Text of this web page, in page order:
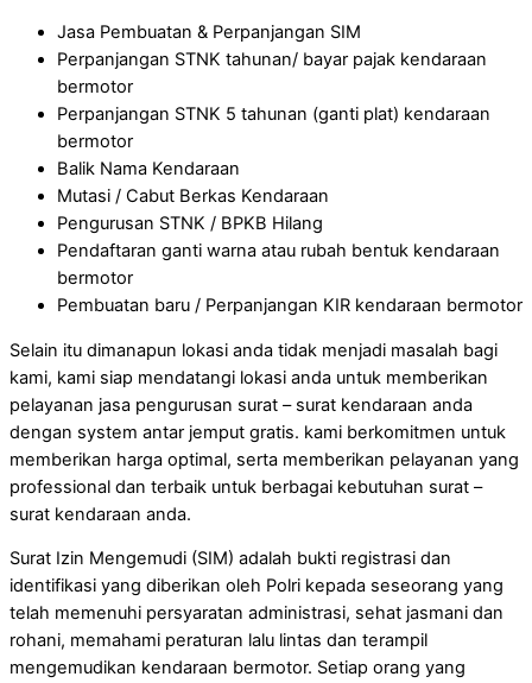
Jasa Pembuatan & Perpanjangan SIM
Perpanjangan STNK tahunan/ bayar pajak kendaraan
bermotor
Perpanjangan STNK 5 tahunan (ganti plat) kendaraan
bermotor
Balik Nama Kendaraan
Mutasi / Cabut Berkas Kendaraan
Pengurusan STNK / BPKB Hilang
Pendaftaran ganti warna atau rubah bentuk kendaraan
bermotor
Pembuatan baru / Perpanjangan KIR kendaraan bermotor
Selain itu dimanapun lokasi anda tidak menjadi masalah bagi
kami, kami siap mendatangi lokasi anda untuk memberikan
pelayanan jasa pengurusan surat – surat kendaraan anda
dengan system antar jemput gratis. kami berkomitmen untuk
memberikan harga optimal, serta memberikan pelayanan yang
professional dan terbaik untuk berbagai kebutuhan surat –
surat kendaraan anda.
Surat Izin Mengemudi (SIM) adalah bukti registrasi dan
identifikasi yang diberikan oleh Polri kepada seseorang yang
telah memenuhi persyaratan administrasi, sehat jasmani dan
rohani, memahami peraturan lalu lintas dan terampil
mengemudikan kendaraan bermotor. Setiap orang yang